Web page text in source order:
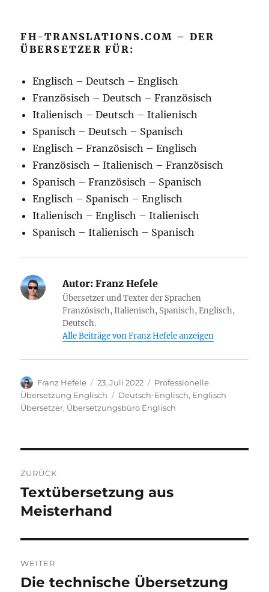
FH-TRANSLATIONS.COM – DER
ÜBERSETZER FÜR:
Englisch – Deutsch – Englisch
Französisch – Deutsch – Französisch
Italienisch – Deutsch – Italienisch
Spanisch – Deutsch – Spanisch
Englisch – Französisch – Englisch
Französisch – Italienisch – Französisch
Spanisch – Französisch – Spanisch
Englisch – Spanisch – Englisch
Italienisch – Englisch – Italienisch
Spanisch – Italienisch – Spanisch
Autor: Franz Hefele
Übersetzer und Texter der Sprachen
Französisch, Italienisch, Spanisch, Englisch,
Deutsch.
Alle Beiträge von Franz Hefele anzeigen
Autor
Franz Hefele
Veröffentlicht
am
23. Juli 2022 Kategorien
Professionelle
Übersetzung Englisch
Schlagwörter
Deutsch-Englisch, Englisch
Übersetzer, Übersetzungsbüro Englisch
ZURÜCK
Vorheriger
Beitrag:
Textübersetzung aus
Meisterhand
WEITER
Nächster
Die technische Übersetzung